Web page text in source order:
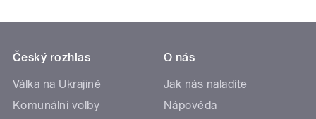
Český rozhlas
Válka na Ukrajině
Komunální volby
O nás
Jak nás naladíte
Nápověda